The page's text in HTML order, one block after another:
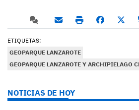
ETIQUETAS:
GEOPARQUE LANZAROTE
GEOPARQUE LANZAROTE Y ARCHIPIELAGO
NOTICIAS DE HOY